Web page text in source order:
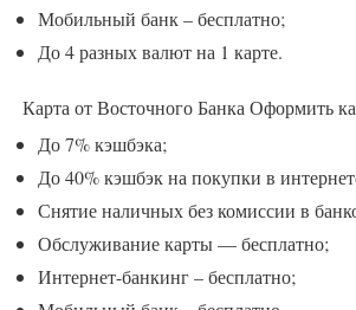
Мобильный банк – бесплатно;
До 4 разных валют на 1 карте.
Карта от Восточного Банка Оформить
До 7% кэшбэка;
До 40% кэшбэк на покупки в
Снятие наличных без комиссии в
Обслуживание карты — бесплатно;
Интернет-банкинг – бесплатно;